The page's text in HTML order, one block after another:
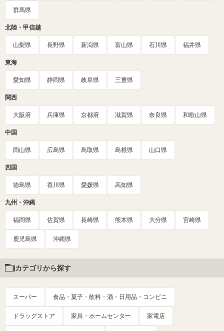
群馬県
北陸・甲信越
山梨県 長野県 新潟県 富山県 石川県 福井県
東海
愛知県 静岡県 岐阜県 三重県
関西
大阪府 兵庫県 京都府 滋賀県 奈良県 和歌山県
中国
岡山県 広島県 鳥取県 島根県 山口県
四国
徳島県 香川県 愛媛県 高知県
九州・沖縄
福岡県 佐賀県 長崎県 熊本県 大分県 宮崎県
鹿児島県 沖縄県
カテゴリから探す
スーパー 食品・菓子・飲料・酒・日用品・コンビニ
ドラッグストア 家具・ホームセンター 家電店